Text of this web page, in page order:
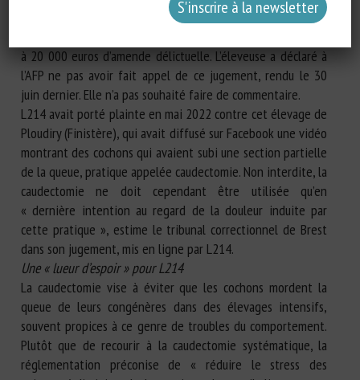
L’éleveuse a été condamnée à 1 500 euros d’amende
à 20 000 euros d’amende délictuelle. L’éleveuse a déclaré à
l’AFP ne pas avoir fait appel de ce jugement, rendu le 30
juin dernier. Elle n’a pas souhaité faire de commentaire.
L214 avait porté plainte en mai 2022 contre cet élevage de
Ploudiry (Finistère), qui avait diffusé sur Facebook une vidéo
montrant des cochons qui avaient subi une section partielle
de la queue, pratique appelée caudectomie. Non interdite, la
caudectomie ne doit cependant être utilisée qu’en
« dernière intention au regard de la douleur induite par
cette pratique », estime le tribunal correctionnel de Brest
dans son jugement, mis en ligne par L214.
Une « lueur d’espoir » pour L214
La caudectomie vise à éviter que les cochons mordent la
queue de leurs congénères dans des élevages intensifs,
souvent propices à ce genre de troubles du comportement.
Plutôt que de recourir à la caudectomie systématique, la
réglementation préconise de « réduire le stress des